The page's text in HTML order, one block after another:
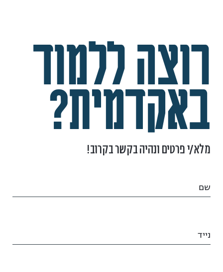
רוצה ללמוד
באקדמית?
מלא/י פרטים ונהיה בקשר בקרוב!
שם
נייד